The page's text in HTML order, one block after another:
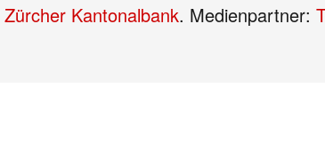
Zürcher Kantonalbank. Medienpartner: